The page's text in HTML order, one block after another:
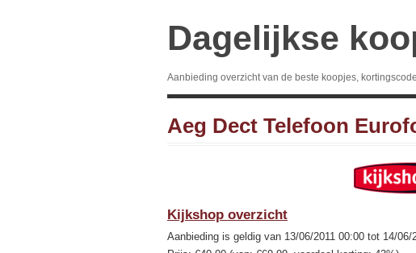
Dagelijkse
Aanbieding overzicht van de beste koopjes,
Aeg Dect Telefoon
Kijkshop overzicht
Aanbieding is geldig van 13/06/2011 00:00 tot 14/06/